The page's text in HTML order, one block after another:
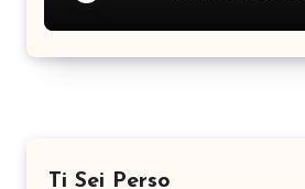
Ti Sei Perso